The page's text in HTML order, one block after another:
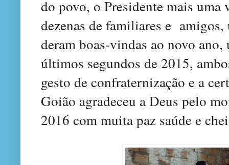
do povo, o Presidente mais uma
dezenas de familiares e
deram boas-vindas ao novo
últimos segundos de 2015,
gesto de confraternização e a
Goião agradeceu a Deus pelo
2016 com muita paz saúde e